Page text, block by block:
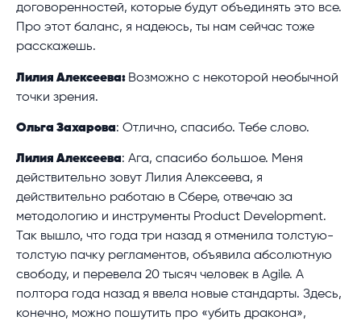
договоренностей, которые будут объединять это все.
Про этот баланс, я надеюсь, ты нам сейчас тоже
расскажешь.
Лилия Алексеева: Возможно с некоторой необычной
точки зрения.
Ольга Захарова: Отлично, спасибо. Тебе слово.
Лилия Алексеева: Ага, спасибо большое. Меня
действительно зовут Лилия Алексеева, я
действительно работаю в Сбере, отвечаю за
методологию и инструменты Product Development.
Так вышло, что года три назад я отменила толстую-
толстую пачку регламентов, объявила абсолютную
свободу, и перевела 20 тысяч человек в Agile. А
полтора года назад я ввела новые стандарты. Здесь,
конечно, можно пошутить про «убить дракона»,